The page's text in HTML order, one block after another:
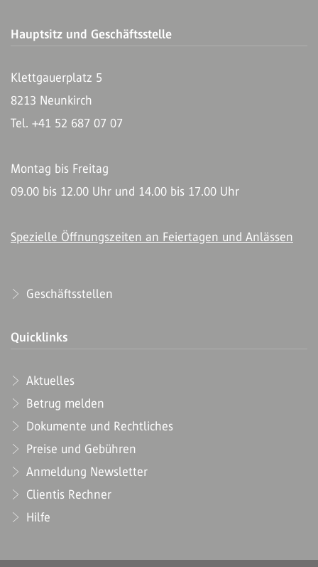
Hauptsitz und Geschäftsstelle
Klettgauerplatz 5
8213 Neunkirch
Tel. +41 52 687 07 07
Montag bis Freitag
09.00 bis 12.00 Uhr und 14.00 bis 17.00 Uhr
Spezielle Öffnungszeiten an Feiertagen und Anlässen
Geschäftsstellen
Quicklinks
Aktuelles
Betrug melden
Dokumente und Rechtliches
Preise und Gebühren
Anmeldung Newsletter
Clientis Rechner
Hilfe